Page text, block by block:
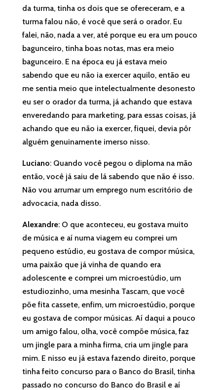
da turma, tinha os dois que se ofereceram, e a
turma falou não, é você que será o orador. Eu
falei, não, nada a ver, até porque eu era um pouco
bagunceiro, tinha boas notas, mas era meio
bagunceiro. E na época eu já estava meio
sabendo que eu não ia exercer aquilo, então eu
me sentia meio que intelectualmente desonesto
eu ser o orador da turma, já achando que estava
enveredando para marketing, para essas coisas, já
achando que eu não ia exercer, fiquei, devia pôr
alguém genuinamente imerso nisso.
Luciano: Quando você pegou o diploma na mão
então, você já saiu de lá sabendo que não é isso.
Não vou arrumar um emprego num escritório de
advocacia, nada disso.
Alexandre: O que aconteceu, eu gostava muito
de música e aí numa viagem eu comprei um
pequeno estúdio, eu gostava de compor música,
uma paixão que já vinha de quando era
adolescente e comprei um microestúdio, um
estudiozinho, uma mesinha Tascam, que você
põe fita cassete, enfim, um microestúdio, porque
eu gostava de compor músicas. Aí daqui a pouco
um amigo falou, olha, você compõe música, faz
um jingle para a minha firma, cria um jingle para
mim. E nisso eu já estava fazendo direito, porque
tinha feito concurso para o Banco do Brasil, tinha
passado no concurso do Banco do Brasil e aí